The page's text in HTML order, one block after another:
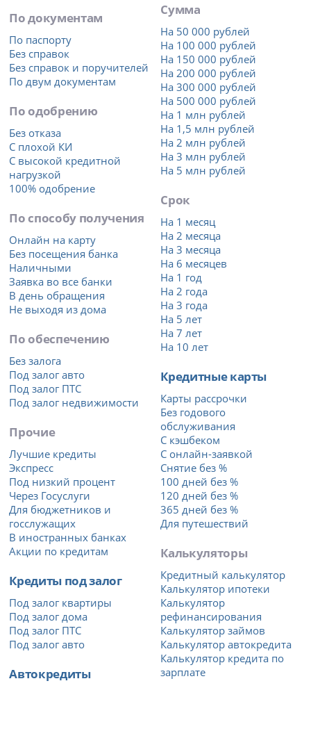
По документам
По паспорту
Без справок
Без справок и поручителей
По двум документам
По одобрению
Без отказа
С плохой КИ
С высокой кредитной
нагрузкой
100% одобрение
По способу получения
Онлайн на карту
Без посещения банка
Наличными
Заявка во все банки
В день обращения
Не выходя из дома
По обеспечению
Без залога
Под залог авто
Под залог ПТС
Под залог недвижимости
Прочие
Лучшие кредиты
Экспресс
Под низкий процент
Через Госуслуги
Для бюджетников и
госслужащих
В иностранных банках
Акции по кредитам
Кредиты под залог
Под залог квартиры
Под залог дома
Под залог ПТС
Под залог авто
Автокредиты
Сумма
На 50 000 рублей
На 100 000 рублей
На 150 000 рублей
На 200 000 рублей
На 300 000 рублей
На 500 000 рублей
На 1 млн рублей
На 1,5 млн рублей
На 2 млн рублей
На 3 млн рублей
На 5 млн рублей
Срок
На 1 месяц
На 2 месяца
На 3 месяца
На 6 месяцев
На 1 год
На 2 года
На 3 года
На 5 лет
На 7 лет
На 10 лет
Кредитные карты
Карты рассрочки
Без годового
обслуживания
С кэшбеком
С онлайн-заявкой
Снятие без %
100 дней без %
120 дней без %
365 дней без %
Для путешествий
Калькуляторы
Кредитный калькулятор
Калькулятор ипотеки
Калькулятор
рефинансирования
Калькулятор займов
Калькулятор автокредита
Калькулятор кредита по
зарплате